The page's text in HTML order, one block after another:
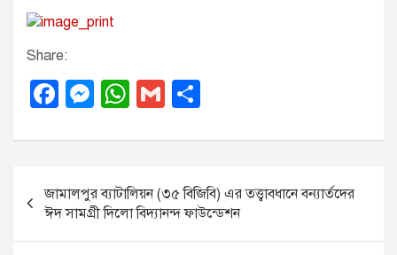
Share:
F
c
e
b
o
M
ss
n
g
W
at
s
A
p
G
ail ar
e
s
জামালপুর ব্যাটালিয়ন (৩৫ বিজিবি) এর তত্ত্বাবধানে বন্যার্তদের
ঈদ সামগ্রী দিলো বিদ্যানন্দ ফাউন্ডেশন